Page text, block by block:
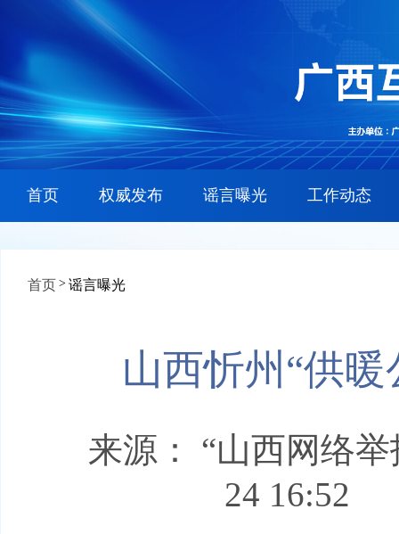
首页 权威发布 谣言曝光 工作动态
首页 > 谣言曝光
山西忻州“供
来源： “山西网络
24 16:52